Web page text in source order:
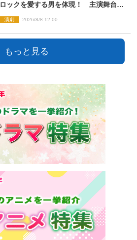
ロックを愛する男を体現！ 主演舞台
演劇 2026/8/8 12:00
もっと見る